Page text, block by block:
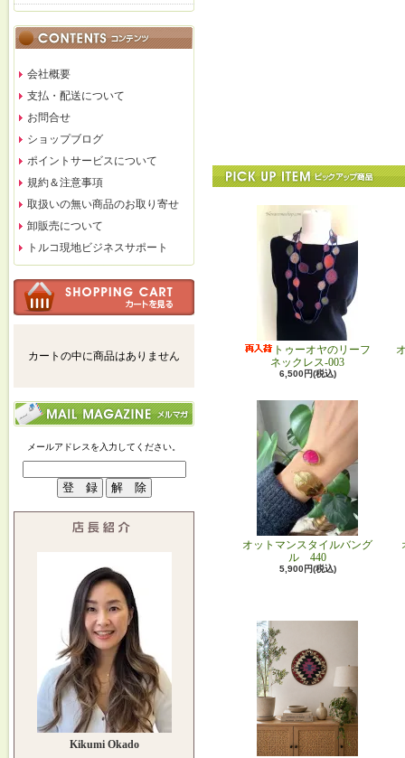
会社概要
支払・配送について
お問合せ
ショップブログ
ポイントサービスについて
規約＆注意事項
取扱いの無い商品のお取り寄せ
卸販売について
トルコ現地ビジネスサポート
カートの中に商品はありません
メールアドレスを入力してください。
Kikumi Okado
トゥーオヤのリーフ
ネックレス-003
6,500円(税込)
オットマンスタイルバング
ル 440
5,900円(税込)